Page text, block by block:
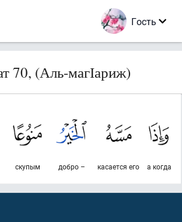
Гость
70, (Аль-магІариж)
а когда
касается его
добро –
скупым